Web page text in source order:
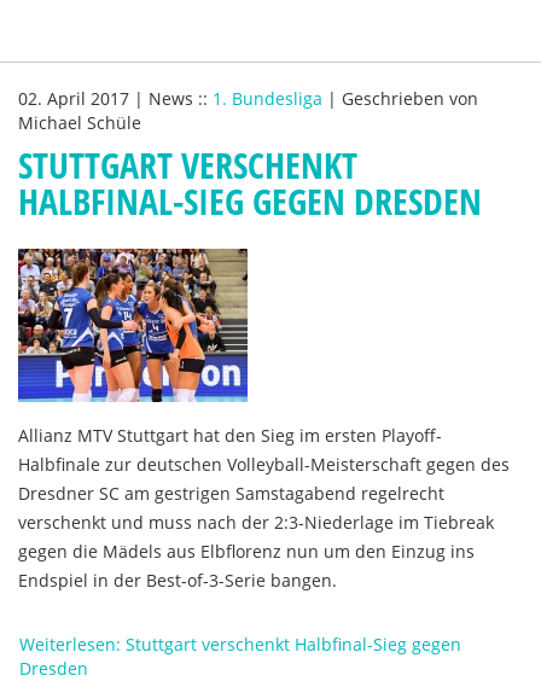
02. April 2017 | News :: 1. Bundesliga | Geschrieben von
Michael Schüle
STUTTGART VERSCHENKT
HALBFINAL-SIEG GEGEN DRESDEN
Allianz MTV Stuttgart hat den Sieg im ersten Playoff-
Halbfinale zur deutschen Volleyball-Meisterschaft gegen des
Dresdner SC am gestrigen Samstagabend regelrecht
verschenkt und muss nach der 2:3-Niederlage im Tiebreak
gegen die Mädels aus Elbflorenz nun um den Einzug ins
Endspiel in der Best-of-3-Serie bangen.
Weiterlesen: Stuttgart verschenkt Halbfinal-Sieg gegen
Dresden